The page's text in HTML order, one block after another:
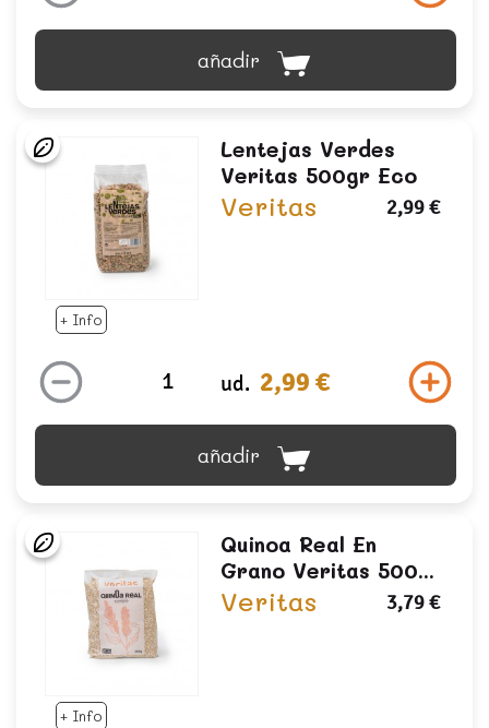
añadir
+ Info
Lentejas Verdes
Veritas 500gr Eco
Veritas 2,99 €
ud. 2,99 €
añadir
+ Info
Quinoa Real En
Grano Veritas 500...
Veritas 3,79 €